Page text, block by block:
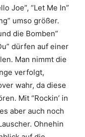
Joe”, “Let Me In”
umso größer.
die Bomben”
dürfen auf einer
Man nimmt die
verfolgt,
wahr, da diese
Mit “Rockin’ in
aber auch noch
Ohnehin